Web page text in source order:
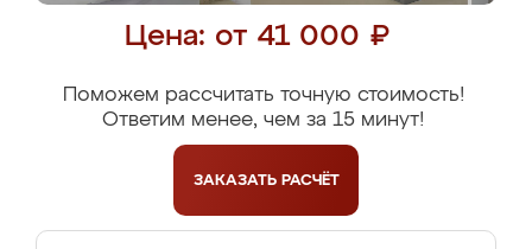
Цена: от 41 000 ₽
Поможем рассчитать точную стоимость!
Ответим менее, чем за 15 минут!
ЗАКАЗАТЬ РАСЧЁТ